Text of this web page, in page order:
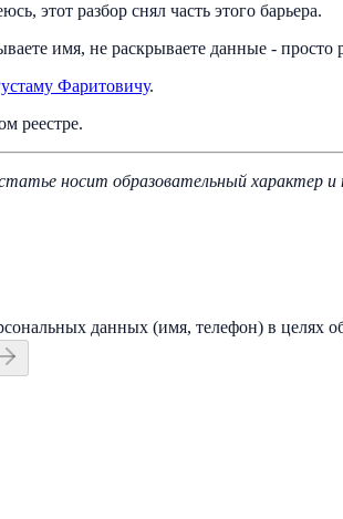
этот разбор снял часть этого барьера.
имя, не раскрываете данные - просто
Фаритовичу.
реестре.
носит образовательный характер и
данных (имя, телефон) в целях